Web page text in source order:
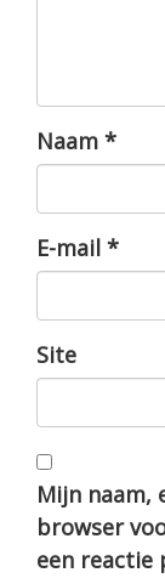
Naam *
E-mail *
Site
Mijn naam,
browser
een reactie